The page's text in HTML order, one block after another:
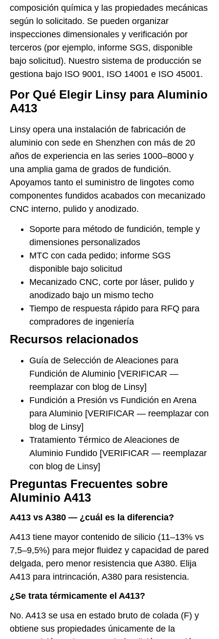
composición química y las propiedades mecánicas
según lo solicitado. Se pueden organizar
inspecciones dimensionales y verificación por
terceros (por ejemplo, informe SGS, disponible
bajo solicitud). Nuestro sistema de producción se
gestiona bajo ISO 9001, ISO 14001 e ISO 45001.
Por Qué Elegir Linsy para Aluminio
A413
Linsy opera una instalación de fabricación de
aluminio con sede en Shenzhen con más de 20
años de experiencia en las series 1000–8000 y
una amplia gama de grados de fundición.
Apoyamos tanto el suministro de lingotes como
componentes fundidos acabados con mecanizado
CNC interno, pulido y anodizado.
Soporte para método de fundición, temple y
dimensiones personalizados
MTC con cada pedido; informe SGS
disponible bajo solicitud
Mecanizado CNC, corte por láser, pulido y
anodizado bajo un mismo techo
Tiempo de respuesta rápido para RFQ para
compradores de ingeniería
Recursos relacionados
Guía de Selección de Aleaciones para
Fundición de Aluminio [VERIFICAR —
reemplazar con blog de Linsy]
Fundición a Presión vs Fundición en Arena
para Aluminio [VERIFICAR — reemplazar con
blog de Linsy]
Tratamiento Térmico de Aleaciones de
Aluminio Fundido [VERIFICAR — reemplazar
con blog de Linsy]
Preguntas Frecuentes sobre
Aluminio A413
A413 vs A380 — ¿cuál es la diferencia?
A413 tiene mayor contenido de silicio (11–13% vs
7,5–9,5%) para mejor fluidez y capacidad de pared
delgada, pero menor resistencia que A380. Elija
A413 para intrincación, A380 para resistencia.
¿Se trata térmicamente el A413?
No. A413 se usa en estado bruto de colada (F) y
obtiene sus propiedades únicamente de la